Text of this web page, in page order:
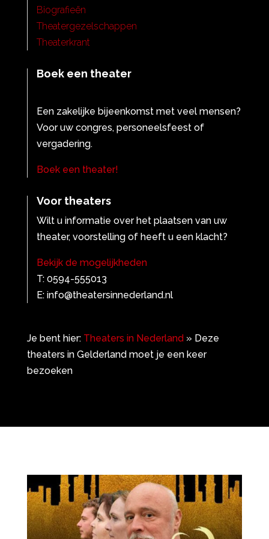
Biografieën
Theatergezelschappen
Theaterkrant
Boek een theater
Een zakelijke bijeenkomst met veel mensen?
Voor uw congres, personeelsfeest of
vergadering.
Boek een theater!
Voor theaters
Wilt u informatie over het plaatsen van uw
theater, voorstelling of heeft u een klacht?
Bekijk de mogelijkheden
T: 0594-555013
E: info@theatersinnederland.nl
Je bent hier: Theaters in Nederland» Deze
theaters in Gelderland moet je een keer
bezoeken